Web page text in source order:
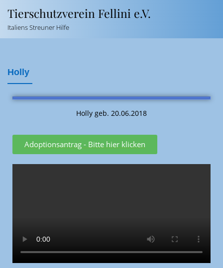
Tierschutzverein Fellini e.V.
Italiens Streuner Hilfe
Holly
Holly geb. 20.06.2018
Adoptionsantrag - Bitte hier klicken